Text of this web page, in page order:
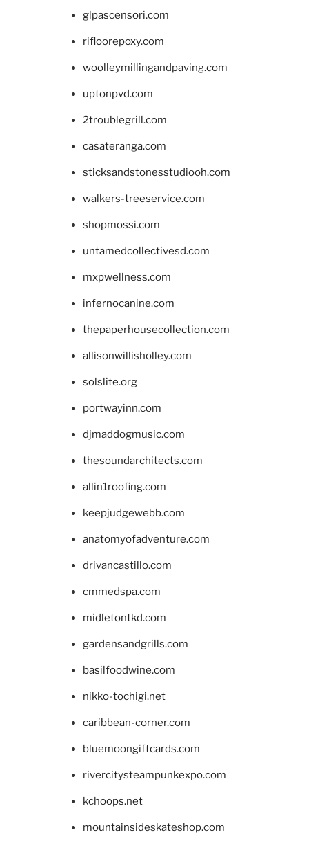
glpascensori.com
rifloorepoxy.com
woolleymillingandpaving.com
uptonpvd.com
2troublegrill.com
casateranga.com
sticksandstonesstudiooh.com
walkers-treeservice.com
shopmossi.com
untamedcollectivesd.com
mxpwellness.com
infernocanine.com
thepaperhousecollection.com
allisonwillisholley.com
solslite.org
portwayinn.com
djmaddogmusic.com
thesoundarchitects.com
allin1roofing.com
keepjudgewebb.com
anatomyofadventure.com
drivancastillo.com
cmmedspa.com
midletontkd.com
gardensandgrills.com
basilfoodwine.com
nikko-tochigi.net
caribbean-corner.com
bluemoongiftcards.com
rivercitysteampunkexpo.com
kchoops.net
mountainsideskateshop.com